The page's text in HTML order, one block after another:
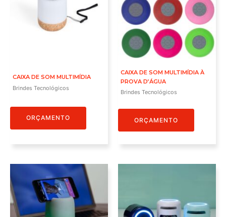
CAIXA DE SOM MULTIMÍDIA
Brindes Tecnológicos
ORÇAMENTO
CAIXA DE SOM MULTIMÍDIA À
PROVA D’ÁGUA
Brindes Tecnológicos
ORÇAMENTO